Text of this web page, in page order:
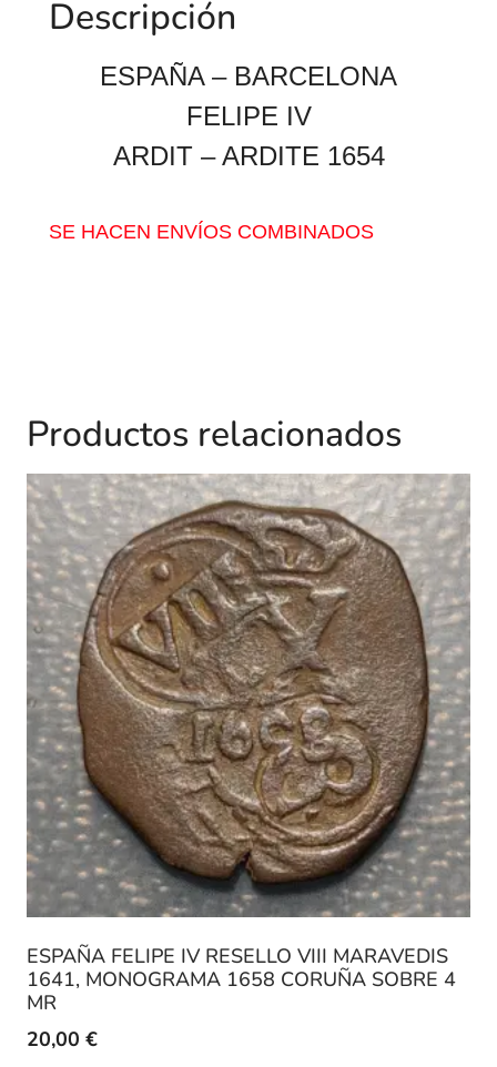
Descripción
ESPAÑA – BARCELONA
FELIPE IV
ARDIT – ARDITE 1654
SE HACEN ENVÍOS COMBINADOS
Productos relacionados
ESPAÑA FELIPE IV RESELLO VIII MARAVEDIS
1641, MONOGRAMA 1658 CORUÑA SOBRE 4
MR
20,00 €